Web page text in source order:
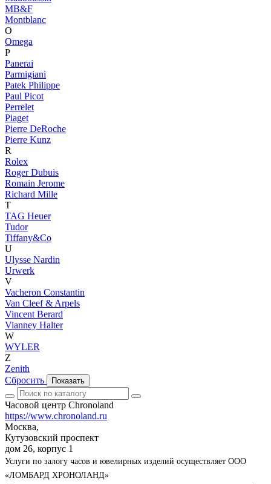
MB&F
Montblanc
O
Omega
P
Panerai
Parmigiani
Patek Philippe
Paul Picot
Perrelet
Piaget
Pierre DeRoche
Pierre Kunz
R
Rolex
Roger Dubuis
Romain Jerome
Richard Mille
T
TAG Heuer
Tudor
Tiffany&Co
U
Ulysse Nardin
Urwerk
V
Vacheron Constantin
Van Cleef & Arpels
Vincent Berard
Vianney Halter
W
WYLER
Z
Zenith
Сбросить
Показать
Часовой центр Chronoland
https://www.chronoland.ru
Москва,
Кутузовский проспект
дом 26, корпус 1
Услуги по залогу часов и ювелирных изделий осуществляет ООО
«ЛОМБАРД ХРОНОЛАНД»